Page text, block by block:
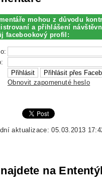
mohou z důvodu
a přihlášení
facebookový profil:
Obnovit zapomenuté heslo
aktualizace: 05.03.2013
na